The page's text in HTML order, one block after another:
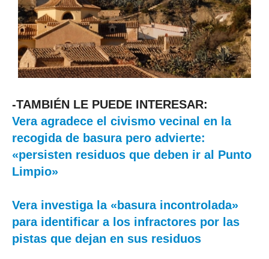
-TAMBIÉN LE PUEDE INTERESAR:
Vera agradece el civismo vecinal en la
recogida de basura pero advierte:
«persisten residuos que deben ir al Punto
Limpio»
Vera investiga la «basura incontrolada»
para identificar a los infractores por las
pistas que dejan en sus residuos